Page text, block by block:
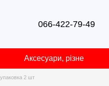
066-422-79-49
Аксесуари, різне
2 шт